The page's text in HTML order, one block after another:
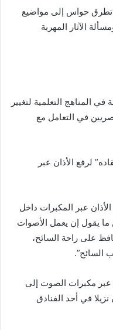
تطرق حواس إلى مواضيع
الآثار المهربة
المناهج التعلمية لتغيير
في التعامل مع
لرفع الأذان عبر
عبر المكبرات داخل
يقول إن يعمل الأصوات
على راحة السائح،
السائح”.
عبر مكبرات الصوت إلى
في أحد الفنادق